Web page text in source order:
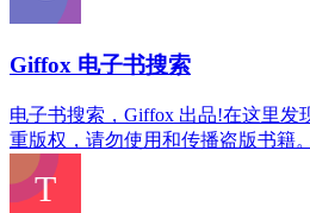
Giffox 电子书搜索
电子书搜索，Giffox 出品!在这里发
重版权，请勿使用和传播盗版书籍。